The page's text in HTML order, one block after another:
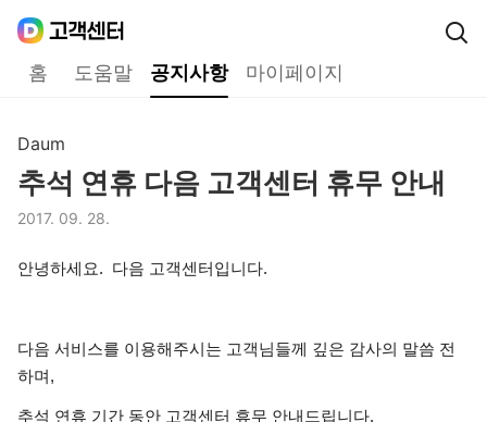
홈 도움말 공지사항 마이페이지
Daum
추석 연휴 다음 고객센터 휴무 안내
2017. 09. 28.
안녕하세요. 다음 고객센터입니다.
다음 서비스를 이용해주시는 고객님들께 깊은 감사의 말씀 전
하며,
추석 연휴 기간 동안 고객센터 휴무 안내드립니다.